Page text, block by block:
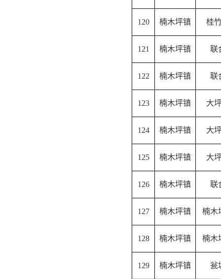
120 楠木坪镇 桂
121 楠木坪镇 联
122 楠木坪镇 联
123 楠木坪镇 大
124 楠木坪镇 大
125 楠木坪镇 大
126 楠木坪镇 联
127 楠木坪镇 楠木
128 楠木坪镇 楠木
129 楠木坪镇 瓮